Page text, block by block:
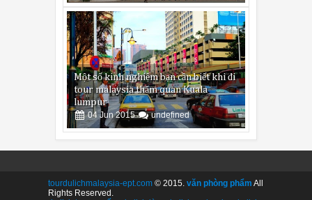
Một số kinh nghiệm bạn cần biết khi đi
tour malaysia thăm quan Kuala
lumpur
04 Jun 2015 undefined
tourdulichmalaysia-ept.com © 2015. văn phòng phẩm All
Rights Reserved.